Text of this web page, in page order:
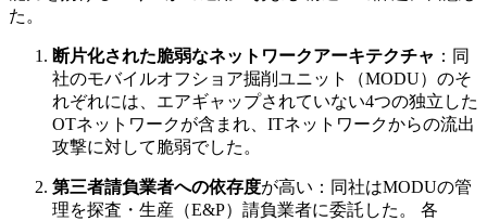
た。
断片化された脆弱なネットワークアーキテクチャ ：同
社のモバイルオフショア掘削ユニット（MODU）のそ
れぞれには、エアギャップされていない4つの独立した
OTネットワークが含まれ、ITネットワークからの流出
攻撃に対して脆弱でした。
第三者請負業者への依存度が高い：同社はMODUの管
理を探査・生産（E&P）請負業者に委託した。 各